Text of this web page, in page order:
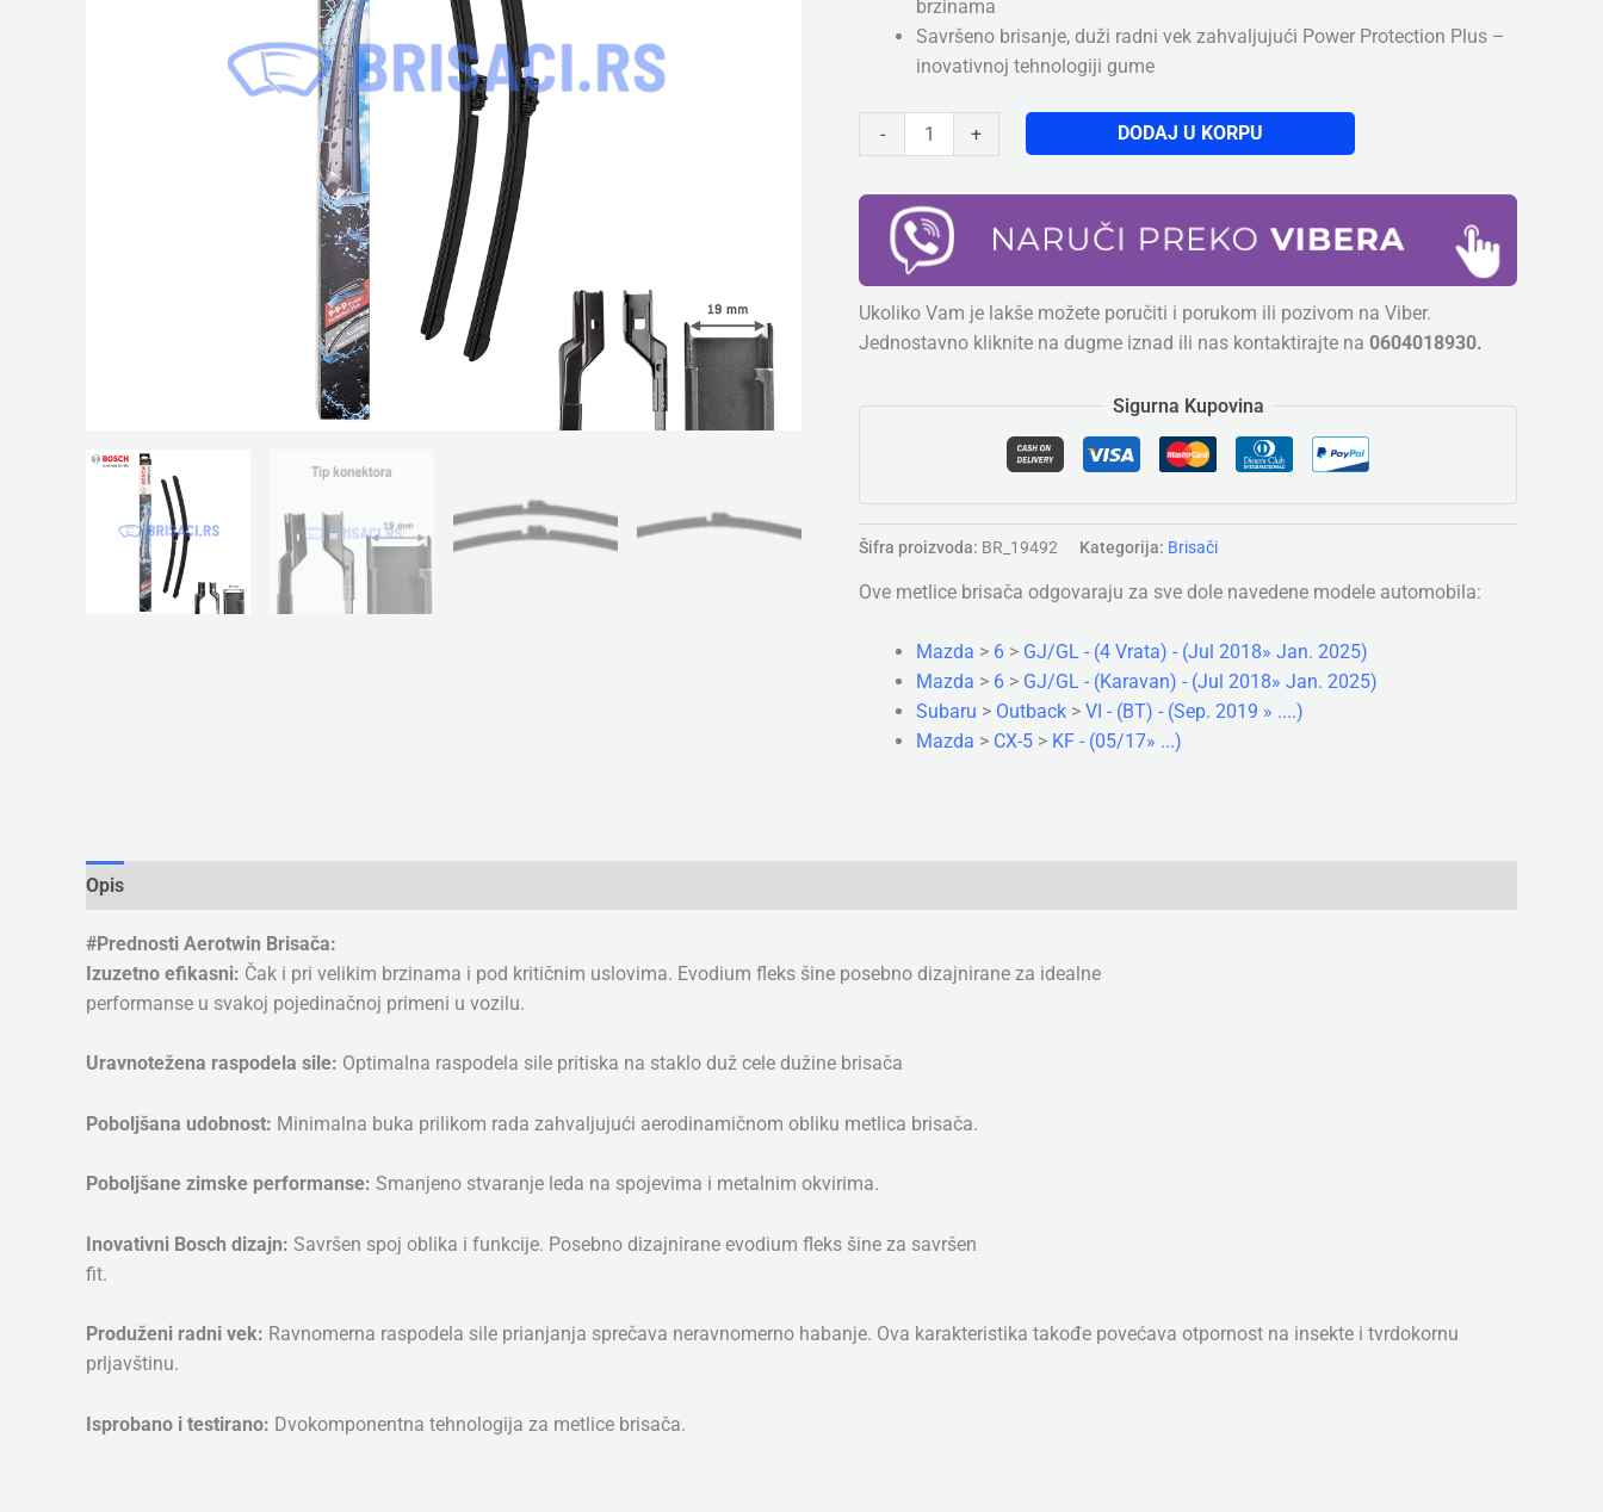
brzinama
Savršeno brisanje, duži radni vek zahvaljujući Power Protection Plus –
inovativnoj tehnologiji gume
-
Brisača
(2kom),
600mm
količina
+ DODAJ U KORPU
Ukoliko Vam je lakše možete poručiti i porukom ili pozivom na Viber.
Jednostavno kliknite na dugme iznad ili nas kontaktirajte na 0604018930.
Sigurna Kupovina
Šifra proizvoda: BR_19492 Kategorija: Brisači
Ove metlice brisača odgovaraju za sve dole navedene modele automobila:
Mazda > 6 > GJ/GL - (4 Vrata) - (Jul 2018» Jan. 2025)
Mazda > 6 > GJ/GL - (Karavan) - (Jul 2018» Jan. 2025)
Subaru > Outback > VI - (BT) - (Sep. 2019 » ....)
Mazda > CX-5 > KF - (05/17» ...)
Opis
#Prednosti Aerotwin Brisača:
Izuzetno efikasni: Čak i pri velikim brzinama i pod kritičnim uslovima. Evodium fleks šine posebno dizajnirane za idealne
performanse u svakoj pojedinačnoj primeni u vozilu.
Uravnotežena raspodela sile: Optimalna raspodela sile pritiska na staklo duž cele dužine brisača
Poboljšana udobnost: Minimalna buka prilikom rada zahvaljujući aerodinamičnom obliku metlica brisača.
Poboljšane zimske performanse: Smanjeno stvaranje leda na spojevima i metalnim okvirima.
Inovativni Bosch dizajn: Savršen spoj oblika i funkcije. Posebno dizajnirane evodium fleks šine za savršen
fit.
Produženi radni vek: Ravnomerna raspodela sile prianjanja sprečava neravnomerno habanje. Ova karakteristika takođe povećava otpornost na insekte i tvrdokornu
prljavštinu.
Isprobano i testirano: Dvokomponentna tehnologija za metlice brisača.